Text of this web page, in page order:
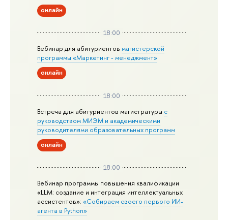
онлайн
18:00
Вебинар для абитуриентовмагистерской
программы «Маркетинг - менеджмент»
онлайн
18:00
Встреча для абитуриентов магистратуры с
руководством МИЭМ и академическими
руководителями образовательных программ
онлайн
18:00
Вебинар программы повышения квалификации
«LLM: создание и интеграция интеллектуальных
ассистентов»:«Собираем своего первого ИИ-
агента в Python»